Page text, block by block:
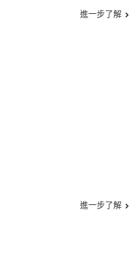
進一步了解
進一步了解